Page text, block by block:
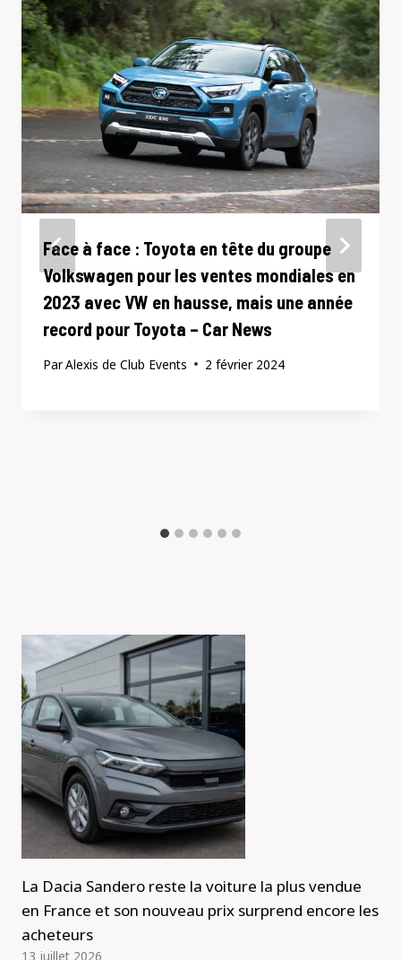
Face à face : Toyota en tête du groupe
Volkswagen pour les ventes mondiales en
2023 avec VW en hausse, mais une année
record pour Toyota – Car News
ParAlexis de Club Events 2 février 2024
La Dacia Sandero reste la voiture la plus vendue
en France et son nouveau prix surprend encore les
acheteurs
13 juillet 2026